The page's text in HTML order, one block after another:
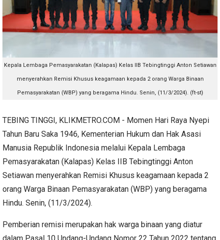
Kepala Lembaga Pemasyarakatan (Kalapas) Kelas IIB Tebingtinggi Anton Setiawan
menyerahkan Remisi Khusus keagamaan kepada 2 orang Warga Binaan
Pemasyarakatan (WBP) yang beragama Hindu. Senin, (11/3/2024). (ft-st)
TEBING TINGGI, KLIKMETRO.COM - Momen Hari Raya Nyepi
Tahun Baru Saka 1946, Kementerian Hukum dan Hak Asasi
Manusia Republik Indonesia melalui Kepala Lembaga
Pemasyarakatan (Kalapas) Kelas IIB Tebingtinggi Anton
Setiawan menyerahkan Remisi Khusus keagamaan kepada 2
orang Warga Binaan Pemasyarakatan (WBP) yang beragama
Hindu. Senin, (11/3/2024).
Pemberian remisi merupakan hak warga binaan yang diatur